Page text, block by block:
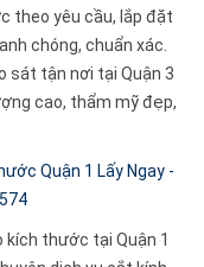
theo yêu cầu, lắp đặt
chóng, chuẩn xác.
sát tận nơi tại Quận 3
cao, thẩm mỹ đẹp,
Quận 1 Lấy Ngay -
kích thước tại Quận 1